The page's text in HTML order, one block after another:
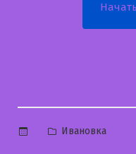
Опубликовано
Ивановка